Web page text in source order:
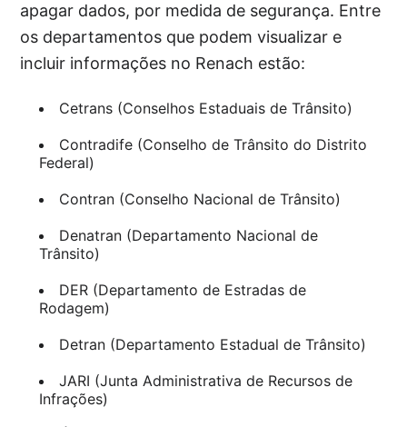
apagar dados, por medida de segurança. Entre
os departamentos que podem visualizar e
incluir informações no Renach estão:
Cetrans (Conselhos Estaduais de Trânsito)
Contradife (Conselho de Trânsito do Distrito
Federal)
Contran (Conselho Nacional de Trânsito)
Denatran (Departamento Nacional de
Trânsito)
DER (Departamento de Estradas de
Rodagem)
Detran (Departamento Estadual de Trânsito)
JARI (Junta Administrativa de Recursos de
Infrações)